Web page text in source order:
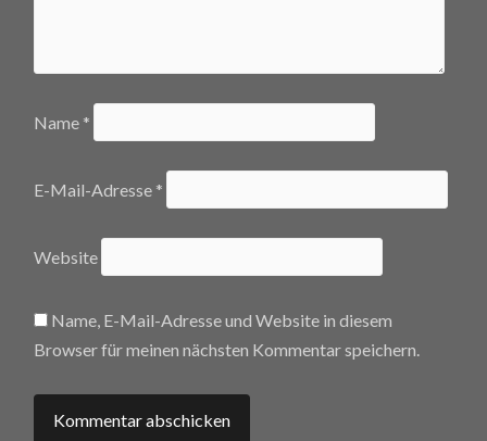
Name *
E-Mail-Adresse *
Website
Name, E-Mail-Adresse und Website in diesem
Browser für meinen nächsten Kommentar speichern.